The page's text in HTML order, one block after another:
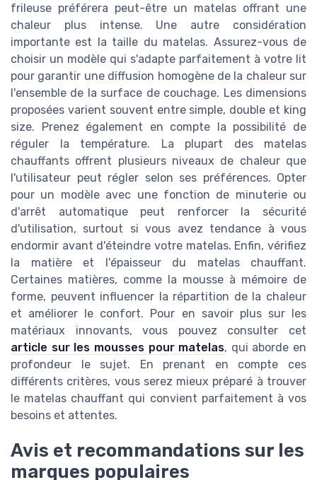
frileuse préférera peut-être un matelas offrant une
chaleur plus intense. Une autre considération
importante est la taille du matelas. Assurez-vous de
choisir un modèle qui s'adapte parfaitement à votre lit
pour garantir une diffusion homogène de la chaleur sur
l'ensemble de la surface de couchage. Les dimensions
proposées varient souvent entre simple, double et king
size. Prenez également en compte la possibilité de
réguler la température. La plupart des matelas
chauffants offrent plusieurs niveaux de chaleur que
l'utilisateur peut régler selon ses préférences. Opter
pour un modèle avec une fonction de minuterie ou
d'arrêt automatique peut renforcer la sécurité
d'utilisation, surtout si vous avez tendance à vous
endormir avant d'éteindre votre matelas. Enfin, vérifiez
la matière et l'épaisseur du matelas chauffant.
Certaines matières, comme la mousse à mémoire de
forme, peuvent influencer la répartition de la chaleur
et améliorer le confort. Pour en savoir plus sur les
matériaux innovants, vous pouvez consulter cet
article sur les mousses pour matelas, qui aborde en
profondeur le sujet. En prenant en compte ces
différents critères, vous serez mieux préparé à trouver
le matelas chauffant qui convient parfaitement à vos
besoins et attentes.
Avis et recommandations sur les
marques populaires